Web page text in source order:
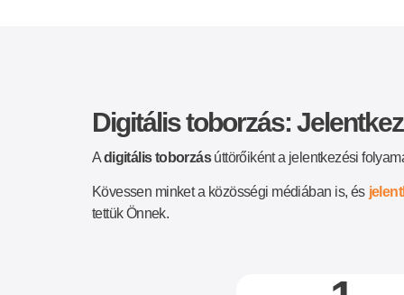
Digitális toborzás:
Adigitális toborzásúttörőiként a jelentkezési
Kövessen minket a közösségi médiában is, és
tettük Önnek.